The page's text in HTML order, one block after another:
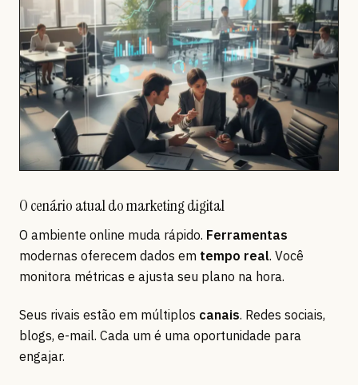
O cenário atual do marketing digital
O ambiente online muda rápido. Ferramentas
modernas oferecem dados em tempo real. Você
monitora métricas e ajusta seu plano na hora.
Seus rivais estão em múltiplos canais. Redes sociais,
blogs, e-mail. Cada um é uma oportunidade para
engajar.